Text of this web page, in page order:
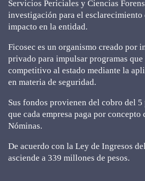
Servicios Periciales y Ciencias
investigación para el esclarecimiento
impacto en la entidad.
Ficosec es un organismo creado por
privado para impulsar programas que
competitivo al estado mediante la
en materia de seguridad.
Sus fondos provienen del cobro del
que cada empresa paga por concepto
Nóminas.
De acuerdo con la Ley de Ingresos
asciende a 339 millones de pesos.